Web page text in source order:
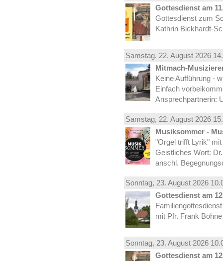
Gottesdienst am
Gottesdienst zum
Kathrin Bickhardt-
Samstag, 22. August 2026
Mitmach-
Keine Aufführung -
Einfach
Ansprechpartnerin:
Samstag, 22. August 2026
Musiksommer -
"Orgel trifft Lyrik"
Geistliches Wort:
anschl.
Sonntag, 23. August 2026
Gottesdienst am
mit Pfr. Frank
Sonntag, 23. August 2026
Gottesdienst am